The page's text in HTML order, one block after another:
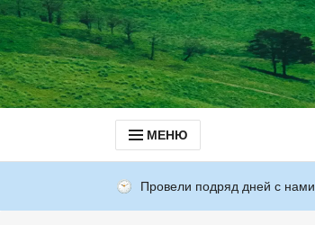
МЕНЮ
Провели подряд дней с нами